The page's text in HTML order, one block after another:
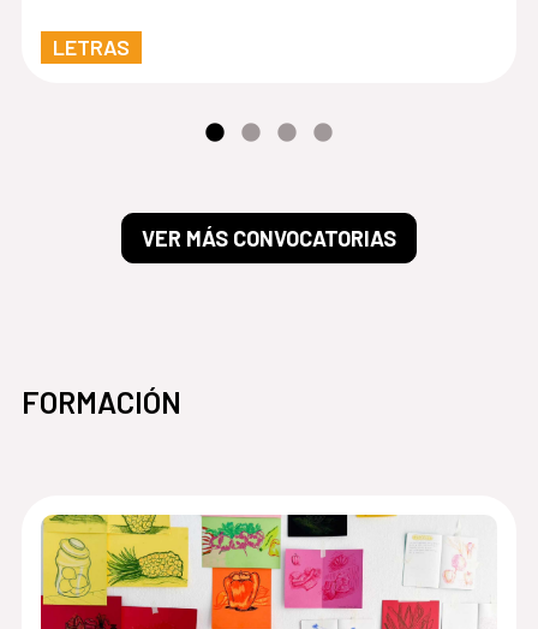
LETRAS
VER MÁS CONVOCATORIAS
FORMACIÓN